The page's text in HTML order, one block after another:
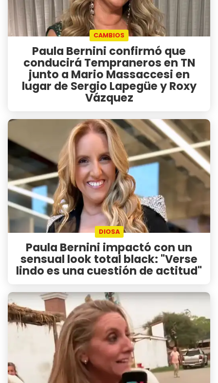
CAMBIOS
Paula Bernini confirmó que
conducirá Tempraneros en TN
junto a Mario Massaccesi en
lugar de Sergio Lapegüe y Roxy
Vázquez
DIOSA
Paula Bernini impactó con un
sensual look total black: "Verse
lindo es una cuestión de actitud"